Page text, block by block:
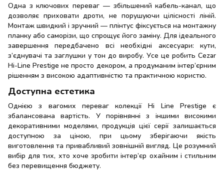
Одна з ключових переваг — збільшений кабель-канал, що
дозволяє приховати дроти, не порушуючи цілісності ліній.
Монтаж швидкий і зручний — плінтус фіксується на монтажну
планку або саморізи, що спрощує його заміну. Для ідеального
завершення передбачено всі необхідні аксесуари: кути,
з’єднувачі та заглушки у тон до виробу. Усе це робить Cezar
Hi-Line Prestige не просто декором, а продуманим інтер’єрним
рішенням з високою адаптивністю та практичною користю.
Доступна естетика
Однією з вагомих переваг колекції Hi Line Prestige є
збалансована вартість. У порівнянні з іншими високими
декоративними моделями, продукція цієї серії залишається
доступною за ціною, при цьому зберігаючи якість
виготовлення та привабливий зовнішній вигляд. Це розумний
вибір для тих, хто хоче зробити інтер’єр охайним і стильним
без перевищення бюджету.